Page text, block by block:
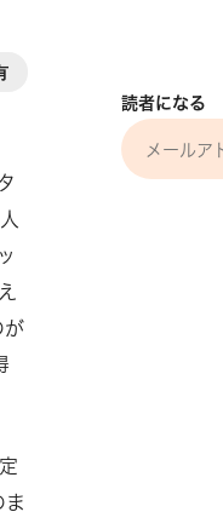
が
読者になる